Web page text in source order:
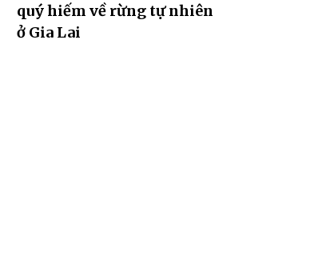
quý hiếm về rừng tự nhiên
ở Gia Lai